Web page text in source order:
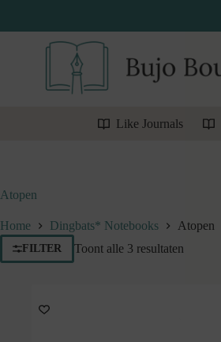
de
Like Journals
Atopen
Home Dingbats* Notebooks Atopen
FILTER Toont alle 3 resultaten